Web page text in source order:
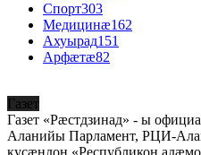
Спорт303
Медицинæ162
Ахуырад151
Арфæтæ82
Газет
Газет «Рæстдзинад» - ы
Аланийы Парламент, РЦИ-